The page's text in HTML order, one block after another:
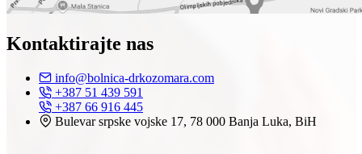
Kontaktirajte nas
info@bolnica-drkozomara.com
+387 51 439 591
+387 66 916 445
Bulevar srpske vojske 17, 78 000 Banja Luka, BiH